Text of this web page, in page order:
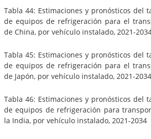
Tabla 44: Estimaciones y pronósticos del
de equipos de refrigeración para el
de China, por vehículo instalado, 2021-
Tabla 45: Estimaciones y pronósticos del
de equipos de refrigeración para el
de Japón, por vehículo instalado, 2021-2034
Tabla 46: Estimaciones y pronósticos del
de equipos de refrigeración para
la India, por vehículo instalado, 2021-2034